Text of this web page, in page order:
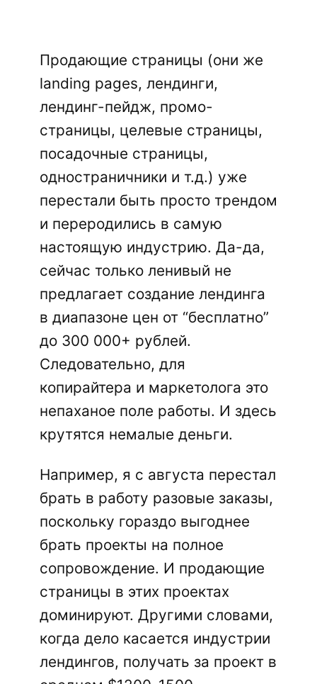
Продающие страницы (они же
landing pages, лендинги,
лендинг-пейдж, промо-
страницы, целевые страницы,
посадочные страницы,
одностраничники и т.д.) уже
перестали быть просто трендом
и переродились в самую
настоящую индустрию. Да-да,
сейчас только ленивый не
предлагает создание лендинга
в диапазоне цен от “бесплатно”
до 300 000+ рублей.
Следовательно, для
копирайтера и маркетолога это
непаханое поле работы. И здесь
крутятся немалые деньги.
Например, я с августа перестал
брать в работу разовые заказы,
поскольку гораздо выгоднее
брать проекты на полное
сопровождение. И продающие
страницы в этих проектах
доминируют. Другими словами,
когда дело касается индустрии
лендингов, получать за проект в